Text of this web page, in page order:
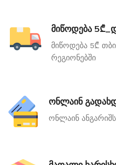
მიწოდება
მიწოდება 5₾
რეგიონებში
ონლაინ
ონლაინ